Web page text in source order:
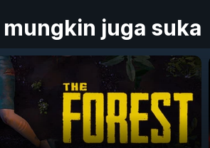
mungkin juga suka